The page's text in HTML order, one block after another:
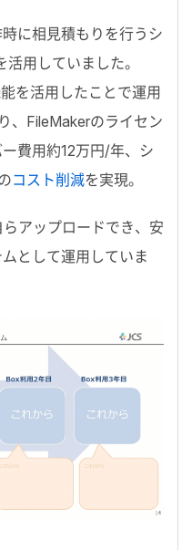
に相見積もりを行うシ
用していました。
を活用したことで運用
、FileMakerのライセン
費用約12万円/年、シ
コスト削減を実現。
アップロードでき、安
として運用していま